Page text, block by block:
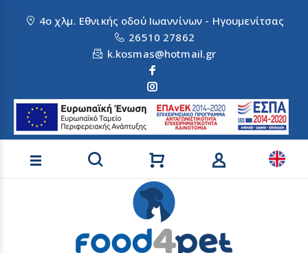
4ο χλμ. Εθνικής οδού Ιωαννίνων - Ηγουμενίτσας
26510 27862
k.kosmas@hotmail.gr
Αναζήτηση προϊόντων